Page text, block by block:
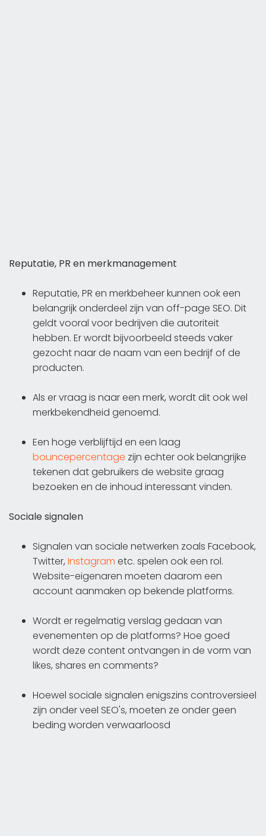
Reputatie, PR en merkmanagement
Reputatie, PR en merkbeheer kunnen ook een
belangrijk onderdeel zijn van off-page SEO. Dit
geldt vooral voor bedrijven die autoriteit
hebben. Er wordt bijvoorbeeld steeds vaker
gezocht naar de naam van een bedrijf of de
producten.
Als er vraag is naar een merk, wordt dit ook wel
merkbekendheid genoemd.
Een hoge verblijftijd en een laag
bouncepercentage zijn echter ook belangrijke
tekenen dat gebruikers de website graag
bezoeken en de inhoud interessant vinden.
Sociale signalen
Signalen van sociale netwerken zoals Facebook,
Twitter, Instagram etc. spelen ook een rol.
Website-eigenaren moeten daarom een
account aanmaken op bekende platforms.
Wordt er regelmatig verslag gedaan van
evenementen op de platforms? Hoe goed
wordt deze content ontvangen in de vorm van
likes, shares en comments?
Hoewel sociale signalen enigszins controversieel
zijn onder veel SEO's, moeten ze onder geen
beding worden verwaarloosd